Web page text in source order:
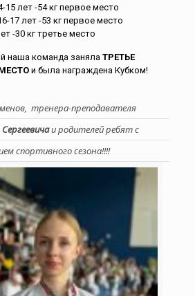
15 лет -54 кг первое место
17 лет -53 кг первое место
-30 кг третье место
наша команда заняла ТРЕТЬЕ
и была награждена Кубком!
тренера-преподавателя
и родителей ребят с
спортивного сезона!!!!